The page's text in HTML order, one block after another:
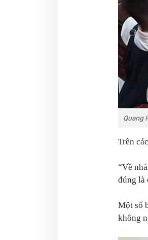
Quang
Trên
“Về
đúng là
Một số
không